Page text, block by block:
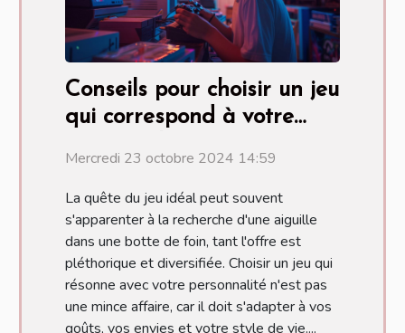
Conseils pour choisir un jeu
qui correspond à votre
Mercredi 23 octobre 2024 14:59
La quête du jeu idéal peut souvent
s'apparenter à la recherche d'une aiguille
dans une botte de foin, tant l'offre est
pléthorique et diversifiée. Choisir un jeu qui
résonne avec votre personnalité n'est pas
une mince affaire, car il doit s'adapter à vos
goûts, vos envies et votre style de vie....